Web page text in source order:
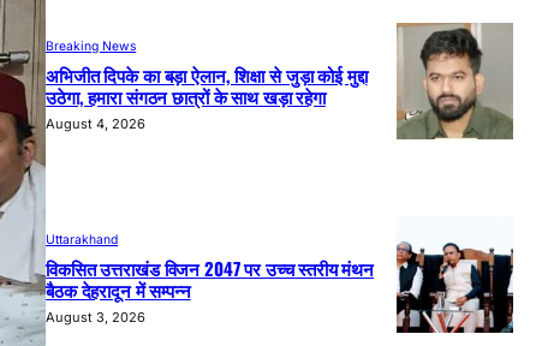
Breaking News
अभिजीत दिपके का बड़ा ऐलान, शिक्षा से जुड़ा कोई मुद्दा
उठेगा, हमारा संगठन छात्रों के साथ खड़ा रहेगा
August 4, 2026
Uttarakhand
विकसित उत्तराखंड विजन 2047 पर उच्च स्तरीय मंथन
बैठक देहरादून में सम्पन्न
August 3, 2026